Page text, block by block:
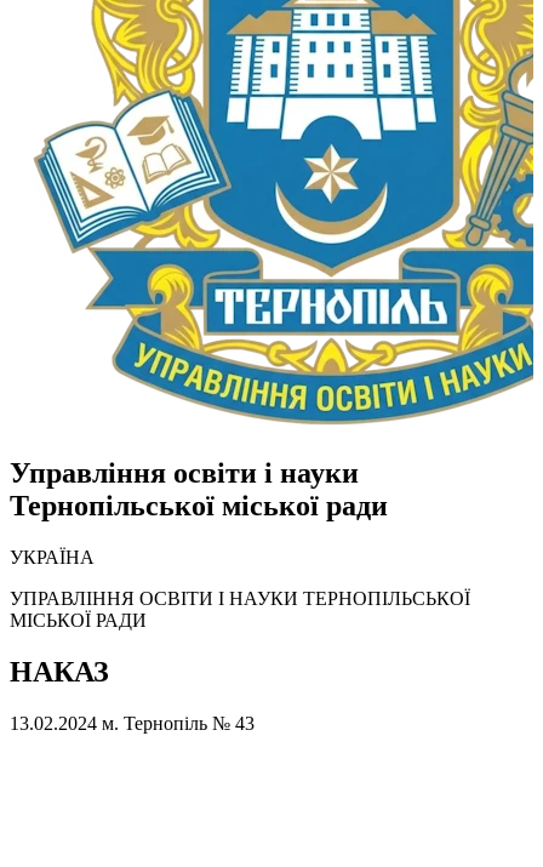
Управління освіти і науки
Тернопільської міської ради
УКРАЇНА
УПРАВЛІННЯ ОСВІТИ І НАУКИ ТЕРНОПІЛЬСЬКОЇ
МІСЬКОЇ РАДИ
НАКАЗ
13.02.2024 м. Тернопіль № 43